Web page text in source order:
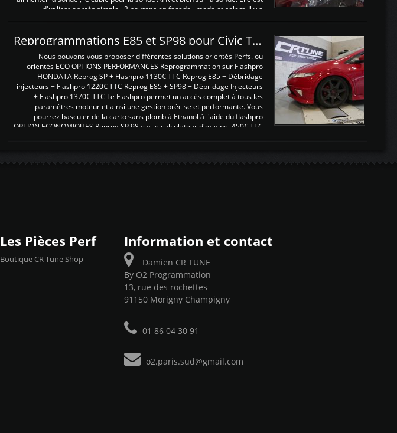
d'utilisation très simple , 2 boutons en façade , mode et select. Il y a
Reprogrammations E85 et SP98 pour Civic Type R FN2
Nous pouvons vous proposer différentes solutions orientés Perfs. ou
orientés ECO OPTIONS PERFORMANCES Reprogrammation sur Flashpro
HONDATA Reprog SP + Flashpro 1130€ TTC Reprog E85 + Débridage
injecteurs + Flashpro 1220€ TTC Reprog E85 + SP98 + Débridage Injecteurs
+ Flashpro 1370€ TTC Le Flashpro permet un accès complet à tous les
paramètres moteur et ainsi une gestion précise et performante. Vous
pourrez basculer de la carto sans plomb à Ethanol à l'aide du flashpro
OPTION ECONOMIQUES Reprog SP 98 sur le calculateur d'origine 450€ TTC
Les Pièces Perf
Boutique CR Tune Shop
Information et contact
Damien CR TUNE
By O2 Programmation
13, rue des rochettes
91150 Morigny Champigny
01 86 04 30 91
o2.paris.sud@gmail.com